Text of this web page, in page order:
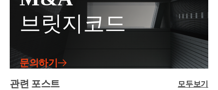
양도 당시 기준시가 > 보상금 산정 기준
일 기준시가
양도 시 기준시가는 보상금 산정 기준일
한 제도입니다.그렇다면, 상속결격자로서 상속재산을
상속받지 못한 자는 상속세 납세의무가 당연히 없을까
요?아닙니다.상속결격자와 상속포기자로서, 상속개시
일 전 10년 이내에 피상속인으로부터 증여 받은 재산
이 상속재산에 가산되었거나, 추정상속재산이 있는 경
우에는상속세 납세의무자인 상속인에 포함됩니다.쉽
게 이야기하면, 피상속인이 돌아가시기 전에 이후에
르게 장기보유특별공제는 적용되지 않습니다.골프회
원권의 양도소득세 계산 시 참고할 점은, 동일한 연도
에 다른 부동산 또는 부동산을 취득할 수 있는 권리를
양도하였다면,합산하여 신고하여야 한다는 것입니다.
반대로 이야기하면, 양도차손이 난 부동산 등이 있으
면, 상계하여 계산하는 것도 가능하니,부동산을 손해
보고 팔거나, 회원권을 손해보고 팔 경우, 양도시기를
부동산 재산평가특수관계인 간 거래에 있어서 시가 산
정이 중요합니다. 해당 시가를 기준으로 30%를 가산하
여 거래를 하기 때문에, 시가 산정에 조금이라도 문제
가 생기면, 바로 증여세 이슈가 개입됩니다.따라서, 감
정평가를 받아서 진행하는 것을 권장드립니다.2) 주택
비과세 여부고가로 양도하게 될 경우, 저가양수도에
비해 양도소득세 부당행위부인 규정이 적용되지 않습
브릿지코드
문의하기
관련 포스트
모두보기